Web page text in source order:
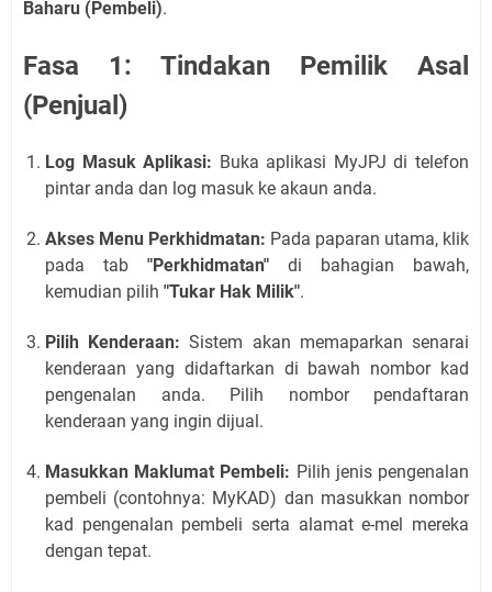
Baharu (Pembeli).
Fasa 1: Tindakan Pemilik Asal
(Penjual)
Log Masuk Aplikasi: Buka aplikasi MyJPJ di telefon
pintar anda dan log masuk ke akaun anda.
Akses Menu Perkhidmatan: Pada paparan utama, klik
pada tab "Perkhidmatan" di bahagian bawah,
kemudian pilih "Tukar Hak Milik".
Pilih Kenderaan: Sistem akan memaparkan senarai
kenderaan yang didaftarkan di bawah nombor kad
pengenalan anda. Pilih nombor pendaftaran
kenderaan yang ingin dijual.
Masukkan Maklumat Pembeli: Pilih jenis pengenalan
pembeli (contohnya: MyKAD) dan masukkan nombor
kad pengenalan pembeli serta alamat e-mel mereka
dengan tepat.